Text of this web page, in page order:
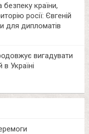
країни,
росії: Євгеній
для дипломатів
вигадувати
в Україні